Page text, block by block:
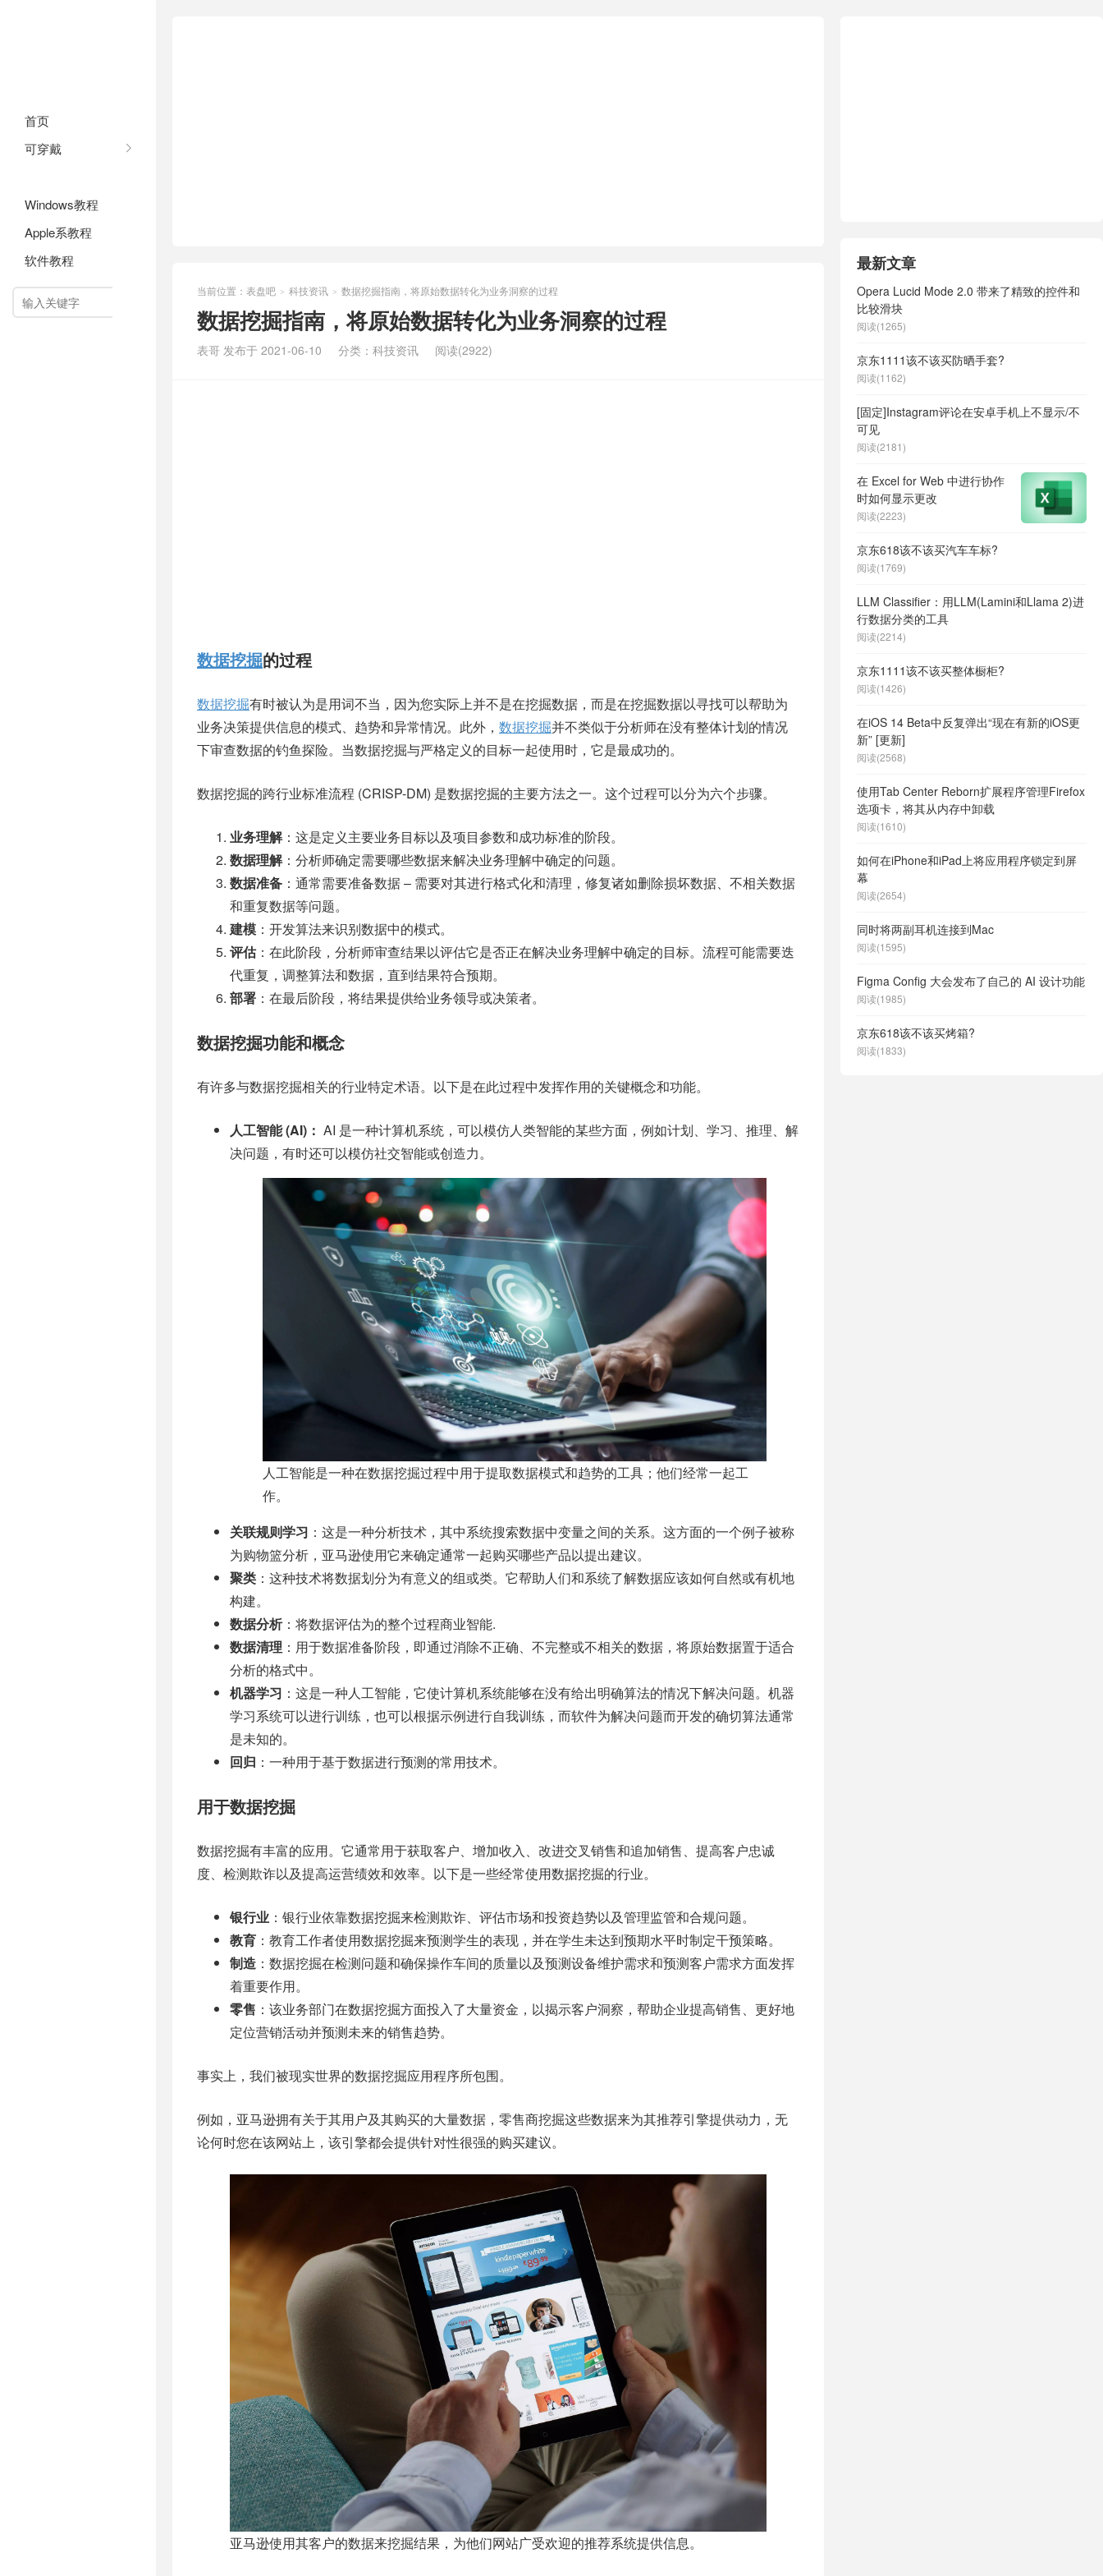
首页
可穿戴
Windows教程
Apple系教程
软件教程
当前位置： 表盘吧 > 科技资讯 > 数据挖掘指南，将原始数据转化为业务洞察的过程
数据挖掘指南，将原始数据转化为业务洞察的过程
表哥 发布于 2021-06-10 分类： 科技资讯 阅读(2922)
数据挖掘的过程
数据挖掘有时被认为是用词不当，因为您实际上并不是在挖掘数据，而是在挖掘数据以寻找可以帮助为
业务决策提供信息的模式、趋势和异常情况。此外， 数据挖掘并不类似于分析师在没有整体计划的情况
下审查数据的钓鱼探险。当数据挖掘与严格定义的目标一起使用时，它是最成功的。
数据挖掘的跨行业标准流程 (CRISP-DM) 是数据挖掘的主要方法之一。这个过程可以分为六个步骤。
业务理解：这是定义主要业务目标以及项目参数和成功标准的阶段。
数据理解：分析师确定需要哪些数据来解决业务理解中确定的问题。
数据准备 ：通常需要准备数据 – 需要对其进行格式化和清理，修复诸如删除损坏数据、不相关数据
和重复数据等问题。
建模 ：开发算法来识别数据中的模式。
评估：在此阶段，分析师审查结果以评估它是否正在解决业务理解中确定的目标。流程可能需要迭
代重复，调整算法和数据，直到结果符合预期。
部署 ：在最后阶段，将结果提供给业务领导或决策者。
数据挖掘功能和概念
有许多与数据挖掘相关的行业特定术语。以下是在此过程中发挥作用的关键概念和功能。
人工智能 (AI)： AI 是一种计算机系统，可以模仿人类智能的某些方面，例如计划、学习、推理、解
决问题，有时还可以模仿社交智能或创造力。
人工智能是一种在数据挖掘过程中用于提取数据模式和趋势的工具；他们经常一起工
作。
关联规则学习 ：这是一种分析技术，其中系统搜索数据中变量之间的关系。这方面的一个例子被称
为购物篮分析，亚马逊使用它来确定通常一起购买哪些产品以提出建议。
聚类 ：这种技术将数据划分为有意义的组或类。它帮助人们和系统了解数据应该如何自然或有机地
构建。
数据分析：将数据评估为的整个过程商业智能.
数据清理 ：用于数据准备阶段，即通过消除不正确、不完整或不相关的数据，将原始数据置于适合
分析的格式中。
机器学习 ：这是一种人工智能，它使计算机系统能够在没有给出明确算法的情况下解决问题。机器
学习系统可以进行训练，也可以根据示例进行自我训练，而软件为解决问题而开发的确切算法通常
是未知的。
回归 ：一种用于基于数据进行预测的常用技术。
用于数据挖掘
数据挖掘有丰富的应用。它通常用于获取客户、增加收入、改进交叉销售和追加销售、提高客户忠诚
度、检测欺诈以及提高运营绩效和效率。以下是一些经常使用数据挖掘的行业。
银行业 ：银行业依靠数据挖掘来检测欺诈、评估市场和投资趋势以及管理监管和合规问题。
教育 ：教育工作者使用数据挖掘来预测学生的表现，并在学生未达到预期水平时制定干预策略。
制造 ：数据挖掘在检测问题和确保操作车间的质量以及预测设备维护需求和预测客户需求方面发挥
着重要作用。
零售 ：该业务部门在数据挖掘方面投入了大量资金，以揭示客户洞察，帮助企业提高销售、更好地
定位营销活动并预测未来的销售趋势。
事实上，我们被现实世界的数据挖掘应用程序所包围。
例如，亚马逊拥有关于其用户及其购买的大量数据，零售商挖掘这些数据来为其推荐引擎提供动力，无
论何时您在该网站上，该引擎都会提供针对性很强的购买建议。
亚马逊使用其客户的数据来挖掘结果，为他们网站广受欢迎的推荐系统提供信息。
最新文章
Opera Lucid Mode 2.0 带来了精致的控件和
比较滑块
阅读(1265)
京东1111该不该买防晒手套?
阅读(1162)
[固定]Instagram评论在安卓手机上不显示/不
可见
阅读(2181)
在 Excel for Web 中进行协作
时如何显示更改
阅读(2223)
京东618该不该买汽车车标?
阅读(1769)
LLM Classifier：用LLM(Lamini和Llama 2)进
行数据分类的工具
阅读(2214)
京东1111该不该买整体橱柜?
阅读(1426)
在iOS 14 Beta中反复弹出“现在有新的iOS更
新” [更新]
阅读(2568)
使用Tab Center Reborn扩展程序管理Firefox
选项卡，将其从内存中卸载
阅读(1610)
如何在iPhone和iPad上将应用程序锁定到屏
幕
阅读(2654)
同时将两副耳机连接到Mac
阅读(1595)
Figma Config 大会发布了自己的 AI 设计功能
阅读(1985)
京东618该不该买烤箱?
阅读(1833)